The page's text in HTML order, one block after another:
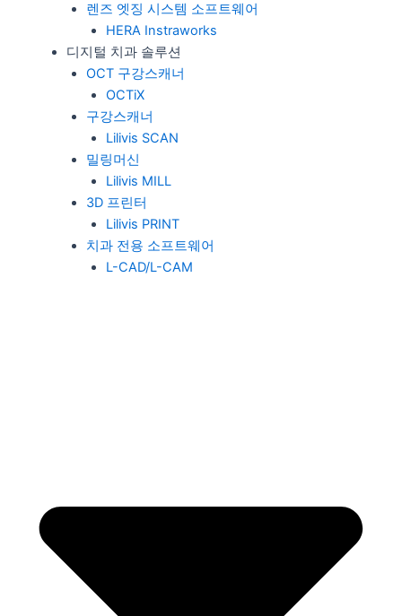
렌즈 엣징 시스템 소프트웨어
HERA Instraworks
디지털 치과 솔루션
OCT 구강스캐너
OCTiX
구강스캐너
Lilivis SCAN
밀링머신
Lilivis MILL
3D 프린터
Lilivis PRINT
치과 전용 소프트웨어
L-CAD/L-CAM